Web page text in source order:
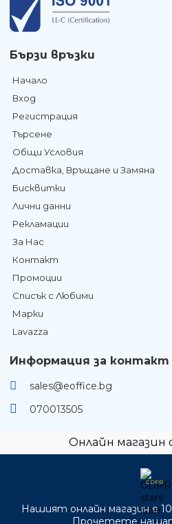
Бързи връзки
Начало
Вход
Регистрация
Търсене
Общи Условия
Доставка, Връщане и Замяна
Бисквитки
Лични данни
Рекламации
За Нас
Контакт
Промоции
Списък с Любими
Марки
Lavazza
Информация за контакт
sales@eoffice.bg
070013505
Онлайн магазин
GDPR
Нашият онлайн магазин е
Прочетете